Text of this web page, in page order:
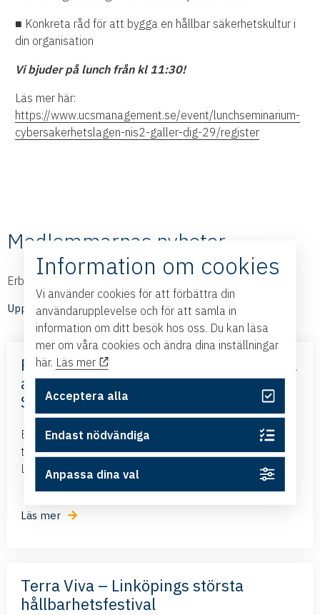
■ Konkreta råd för att bygga en hållbar säkerhetskultur i
din organisation
Vi bjuder på lunch från kl 11:30!
Läs mer här:
https://www.ucsmanagement.se/event/lunchseminarium-
cybersakerhetslagen-nis2-galler-dig-29/register
Medlemmarnas nyheter
Erbjudanden och nyheter från våra medlemmar
Upptäck medlemmarnas nyheter
Frihandelsavtalet med Mercosur – nya
affärsmöjligheter – med Business
Sweden
Business Swedens kontor i Brasilien och Argentina
tillsammans med ambassadören i Brasilien kommer till
Linköping och presenterar det nya frihandelsavtalet...
Läs mer
Terra Viva – Linköpings största
hållbarhetsfestival
Information om cookies
Vi använder cookies för att förbättra din
användarupplevelse och för att samla in
information om ditt besök hos oss. Du kan läsa
mer om våra cookies och ändra dina inställningar
här. Läs mer
Acceptera alla
Endast nödvändiga
Anpassa dina val